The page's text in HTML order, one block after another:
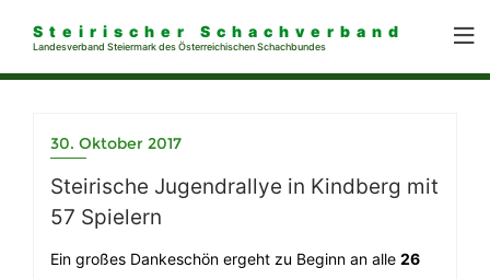
Steirischer Schachverband
Landesverband Steiermark des Österreichischen Schachbundes
30. Oktober 2017
Steirische Jugendrallye in Kindberg mit
57 Spielern
Ein großes Dankeschön ergeht zu Beginn an alle 26